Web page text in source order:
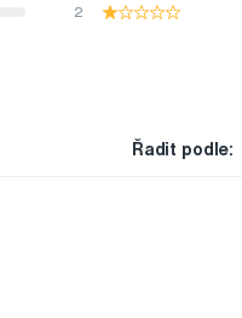
2
Řadit podle: